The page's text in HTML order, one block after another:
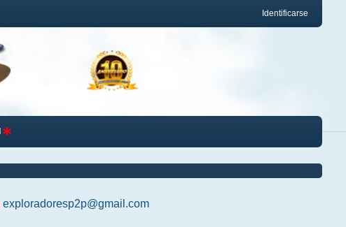
Identificarse
exploradoresp2p@gmail.com